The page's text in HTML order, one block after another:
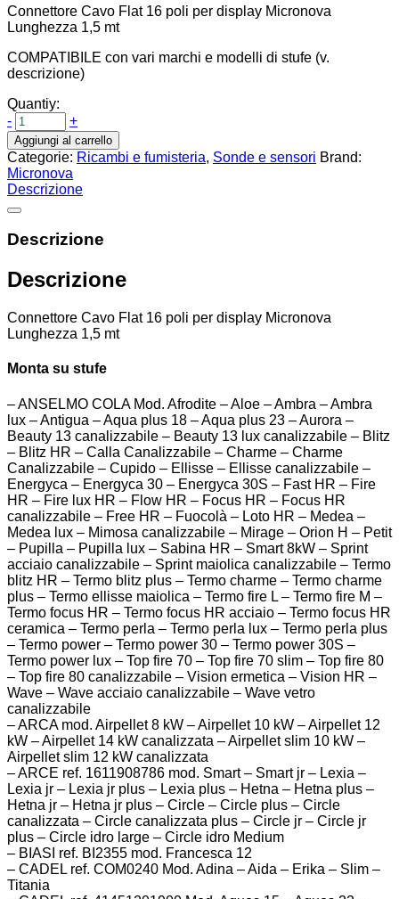
Connettore Cavo Flat 16 poli per display Micronova
Lunghezza 1,5 mt
COMPATIBILE con vari marchi e modelli di stufe (v.
descrizione)
Quantiy:
-
+
Aggiungi al carrello
Categorie: Ricambi e fumisteria, Sonde e sensori Brand:
Micronova
Descrizione
Descrizione
Descrizione
Connettore Cavo Flat 16 poli per display Micronova
Lunghezza 1,5 mt
Monta su stufe
– ANSELMO COLA Mod. Afrodite – Aloe – Ambra – Ambra
lux – Antigua – Aqua plus 18 – Aqua plus 23 – Aurora –
Beauty 13 canalizzabile – Beauty 13 lux canalizzabile – Blitz
– Blitz HR – Calla Canalizzabile – Charme – Charme
Canalizzabile – Cupido – Ellisse – Ellisse canalizzabile –
Energyca – Energyca 30 – Energyca 30S – Fast HR – Fire
HR – Fire lux HR – Flow HR – Focus HR – Focus HR
canalizzabile – Free HR – Fuocolà – Loto HR – Medea –
Medea lux – Mimosa canalizzabile – Mirage – Orion H – Petit
– Pupilla – Pupilla lux – Sabina HR – Smart 8kW – Sprint
acciaio canalizzabile – Sprint maiolica canalizzabile – Termo
blitz HR – Termo blitz plus – Termo charme – Termo charme
plus – Termo ellisse maiolica – Termo fire L – Termo fire M –
Termo focus HR – Termo focus HR acciaio – Termo focus HR
ceramica – Termo perla – Termo perla lux – Termo perla plus
– Termo power – Termo power 30 – Termo power 30S –
Termo power lux – Top fire 70 – Top fire 70 slim – Top fire 80
– Top fire 80 canalizzabile – Vision ermetica – Vision HR –
Wave – Wave acciaio canalizzabile – Wave vetro
canalizzabile
– ARCA mod. Airpellet 8 kW – Airpellet 10 kW – Airpellet 12
kW – Airpellet 14 kW canalizzata – Airpellet slim 10 kW –
Airpellet slim 12 kW canalizzata
– ARCE ref. 1611908786 mod. Smart – Smart jr – Lexia –
Lexia jr – Lexia jr plus – Lexia plus – Hetna – Hetna plus –
Hetna jr – Hetna jr plus – Circle – Circle plus – Circle
canalizzata – Circle canalizzata plus – Circle jr – Circle jr
plus – Circle idro large – Circle idro Medium
– BIASI ref. BI2355 mod. Francesca 12
– CADEL ref. COM0240 Mod. Adina – Aida – Erika – Slim –
Titania